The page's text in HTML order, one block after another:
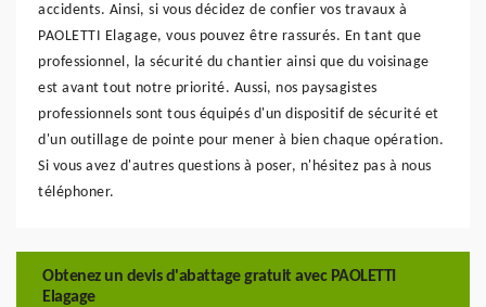
accidents. Ainsi, si vous décidez de confier vos travaux à
PAOLETTI Elagage, vous pouvez être rassurés. En tant que
professionnel, la sécurité du chantier ainsi que du voisinage
est avant tout notre priorité. Aussi, nos paysagistes
professionnels sont tous équipés d'un dispositif de sécurité et
d'un outillage de pointe pour mener à bien chaque opération.
Si vous avez d'autres questions à poser, n'hésitez pas à nous
téléphoner.
Obtenez un devis d'abattage gratuit avec PAOLETTI
Elagage